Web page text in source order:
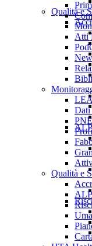
Atti
Dati
PNE
Qualità e
Qualità e